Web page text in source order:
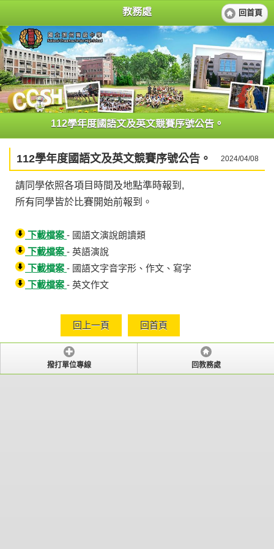
教務處 回首頁
112學年度國語文及英文競賽序號公告。
112學年度國語文及英文競賽序號公告。 2024/04/08
請同學依照各項目時間及地點準時報到 ,
所有同學皆於比賽開始前報到。
下載檔案 - 國語文演說朗讀類
下載檔案 - 英語演說
下載檔案 - 國語文字音字形、作文、寫字
下載檔案 - 英文作文
回上一頁 回首頁
撥打單位專線 回教務處